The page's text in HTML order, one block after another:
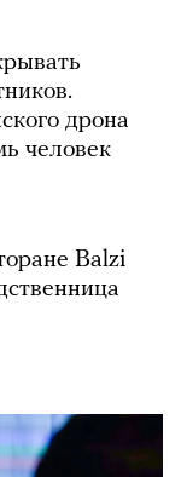
дрона
человек
Balzi